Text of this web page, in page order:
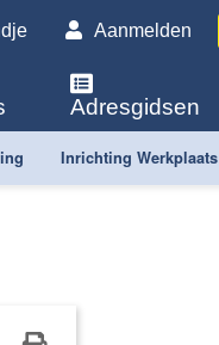
Aanmelden
Adresgidsen
Inrichting Werkplaats